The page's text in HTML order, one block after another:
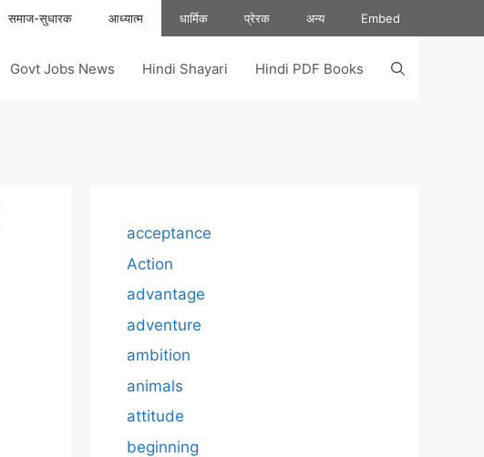
समाज-सुधारक आध्यात्म धार्मिक प्रेरक अन्य Embed
Govt Jobs News Hindi Shayari Hindi PDF Books
acceptance
Action
advantage
adventure
ambition
animals
attitude
beginning